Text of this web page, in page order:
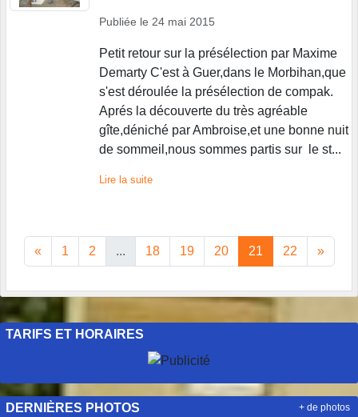
Publiée le 24 mai 2015
Petit retour sur la présélection par Maxime
Demarty C'est à Guer,dans le Morbihan,que
s'est déroulée la présélection de compak.
Aprés la découverte du très agréable
gîte,déniché par Ambroise,et une bonne nuit
de sommeil,nous sommes partis sur le st...
Lire la suite
« 1 2 ... 18 19 20 21 22 »
TARIFS ET HORAIRES
DERNIÈRES PHOTOS + de photos